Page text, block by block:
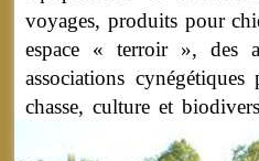
voyages, produits pour
espace « terroir », des
associations
chasse, culture et